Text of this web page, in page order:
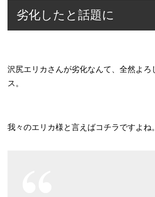
劣化したと話題に
沢尻エリカさんが劣化なんて、全然よろ
ス。
我々のエリカ様と言えばコチラですよね。